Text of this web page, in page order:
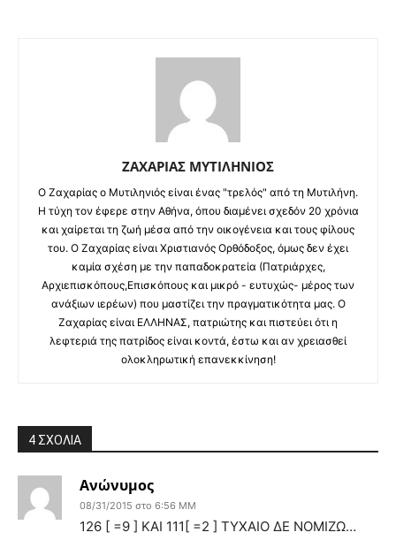
ΖΑΧΑΡΙΑΣ ΜΥΤΙΛΗΝΙΟΣ
O Ζαχαρίας ο Μυτιληνιός είναι ένας "τρελός" από τη Μυτιλήνη.
Η τύχη τον έφερε στην Αθήνα, όπου διαμένει σχεδόν 20 χρόνια
και χαίρεται τη ζωή μέσα από την οικογένεια και τους φίλους
του. Ο Ζαχαρίας είναι Χριστιανός Ορθόδοξος, όμως δεν έχει
καμία σχέση με την παπαδοκρατεία (Πατριάρχες,
Αρχιεπισκόπους,Επισκόπους και μικρό - ευτυχώς- μέρος των
ανάξιων ιερέων) που μαστίζει την πραγματικότητα μας. Ο
Ζαχαρίας είναι ΕΛΛΗΝΑΣ, πατριώτης και πιστεύει ότι η
λεφτεριά της πατρίδος είναι κοντά, έστω και αν χρειασθεί
ολοκληρωτική επανεκκίνηση!
4 ΣΧΟΛΙΑ
Ανώνυμος
08/31/2015 στο 6:56 ΜΜ
126 [ =9 ] ΚΑΙ 111[ =2 ] ΤΥΧΑΙΟ ΔΕ ΝΟΜΙΖΩ…